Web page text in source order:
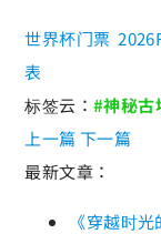
世界杯门票
表
标签云： #神秘古
上一篇下一篇
最新文章：
《穿越时